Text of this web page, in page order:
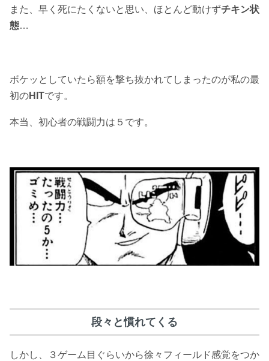
また、早く死にたくないと思い、ほとんど動けずチキン状
態…
ボケッとしていたら額を撃ち抜かれてしまったのが私の最
初のHITです。
本当、初心者の戦闘力は５です。
段々と慣れてくる
しかし、３ゲーム目ぐらいから徐々フィールド感覚をつか